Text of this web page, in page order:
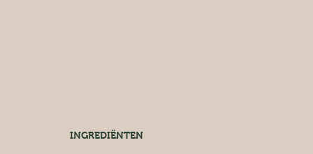
INGREDIËNTEN